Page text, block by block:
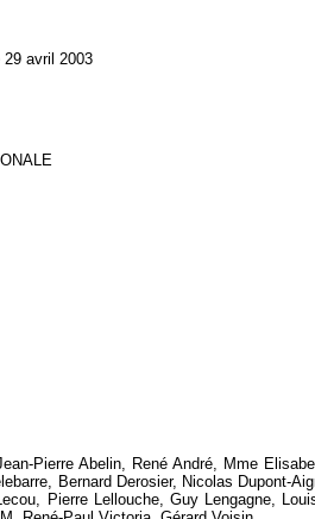
avril 2003
Pierre Abelin, René André, Mme
Bernard Derosier, Nicolas Dupont-
Pierre Lellouche, Guy Lengagne,